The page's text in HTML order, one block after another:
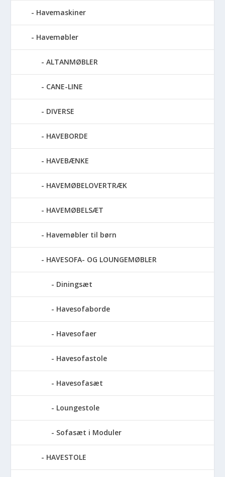
Havemaskiner
Havemøbler
ALTANMØBLER
CANE-LINE
DIVERSE
HAVEBORDE
HAVEBÆNKE
HAVEMØBELOVERTRÆK
HAVEMØBELSÆT
Havemøbler til børn
HAVESOFA- OG LOUNGEMØBLER
Diningsæt
Havesofaborde
Havesofaer
Havesofastole
Havesofasæt
Loungestole
Sofasæt i Moduler
HAVESTOLE